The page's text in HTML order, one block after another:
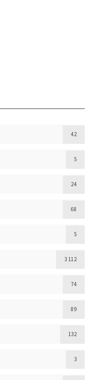
42
5
24
68
5
3 112
74
89
132
3